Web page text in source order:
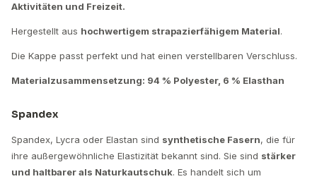
Aktivitäten und Freizeit.
Hergestellt aus hochwertigem strapazierfähigem Material.
Die Kappe passt perfekt und hat einen verstellbaren Verschluss.
Materialzusammensetzung: 94 % Polyester, 6 % Elasthan
Spandex
Spandex, Lycra oder Elastan sind synthetische Fasern, die für
ihre außergewöhnliche Elastizität bekannt sind. Sie sind stärker
und haltbarer als Naturkautschuk. Es handelt sich um